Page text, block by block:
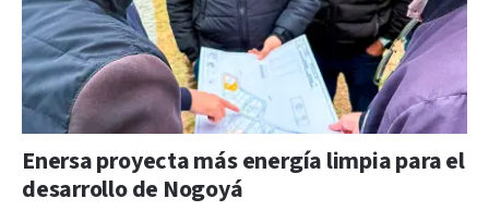
Enersa proyecta más energía limpia para el
desarrollo de Nogoyá